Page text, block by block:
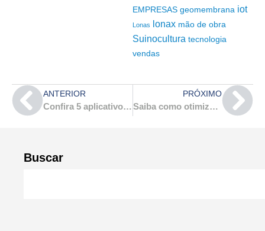
Buscar
EMPRESAS geomembrana iot
Lonas lonax mão de obra
Suinocultura tecnologia
vendas
ANTERIOR
Confira 5 aplicativos de gestão para auxiliar nas vendas de representantes
PRÓXIMO
Saiba como otimizar o tempo sendo um representante comercial!